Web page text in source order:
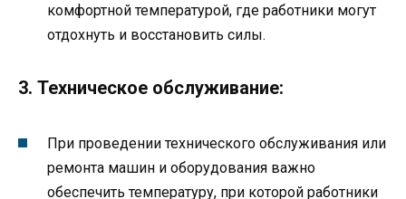
комфортной температурой, где работники могут
отдохнуть и восстановить силы.
3. Техническое обслуживание:
При проведении технического обслуживания или
ремонта машин и оборудования важно
обеспечить температуру, при которой работники